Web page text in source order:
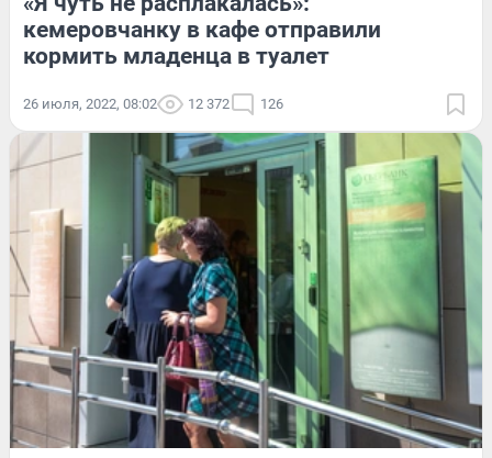
кемеровчанку в кафе отправили
кормить младенца в туалет
26 июля, 2022, 08:02 12 372 126